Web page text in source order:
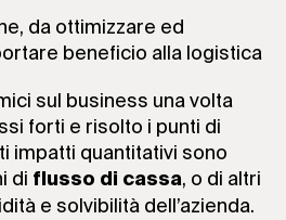
da ottimizzare ed
beneficio alla logistica
sul business una volta
forti e risolto i punti di
impatti quantitativi sono
di flusso di cassa, o di altri
e solvibilità dell’azienda.